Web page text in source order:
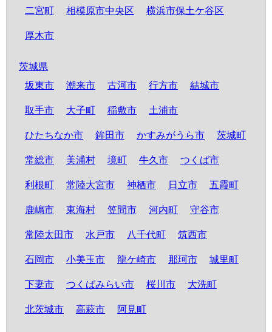
二宮町 相模原市中央区 横浜市保土ケ谷区
厚木市
茨城県
坂東市
潮来市 古河市 行方市 結城市
取手市 大子町 稲敷市 土浦市
ひたちなか市 鉾田市 かすみがうら市 茨城町
常総市 美浦村 境町 牛久市 つくば市
利根町 常陸大宮市 神栖市 日立市 五霞町
鹿嶋市 東海村 笠間市 河内町 守谷市
常陸太田市 水戸市 八千代町 筑西市
石岡市 小美玉市 龍ケ崎市 那珂市 城里町
下妻市 つくばみらい市 桜川市 大洗町
北茨城市 高萩市 阿見町